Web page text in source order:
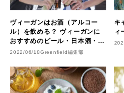
ヴィーガンはお酒（アルコー
ル）を飲める？ ヴィーガンに
おすすめのビール・日本酒・ワ
インをご紹介
2022/06/18Greenfield編集部
キ
ィ